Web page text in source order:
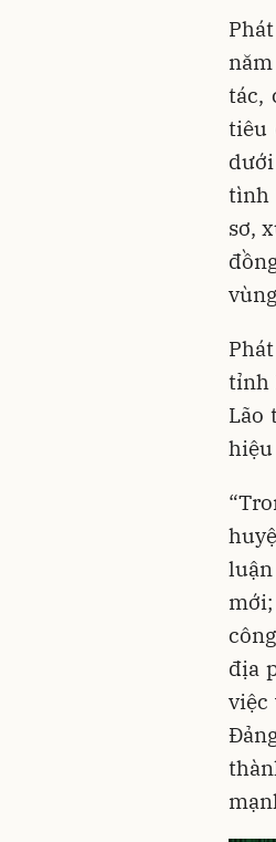
tác,
tiêu
tình
sơ,
tỉnh
Lão
hiệu
địa
việc